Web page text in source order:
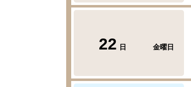
22 日 金曜日